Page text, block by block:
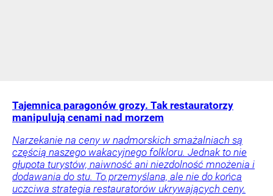
Tajemnica paragonów grozy. Tak restauratorzy
manipulują cenami nad morzem
Narzekanie na ceny w nadmorskich smażalniach są
częścią naszego wakacyjnego folkloru. Jednak to nie
głupota turystów, naiwność ani niezdolność mnożenia i
dodawania do stu. To przemyślana, ale nie do końca
uczciwa strategia restauratorów ukrywających ceny.